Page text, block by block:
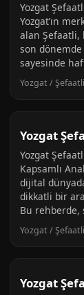
Yozgat
Yozgat’ın
alan Şefaatli,
son dönemde
sayesinde
Yozgat / Şefaatli
Yozgat
Yozgat
Kapsamlı
dijital
dikkatli bir
Bu rehberde,
Yozgat / Şefaatli
Yozgat